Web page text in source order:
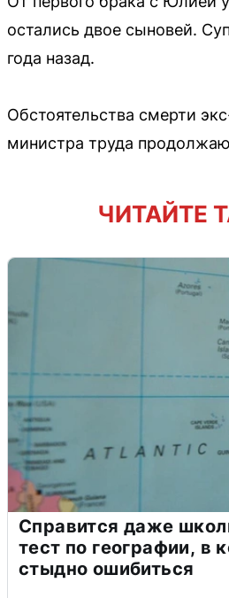
остались двое сыновей.
года назад.
Обстоятельства смерти
министра труда
ЧИТАЙТЕ
Справится даже
тест по географии, в
стыдно ошибиться